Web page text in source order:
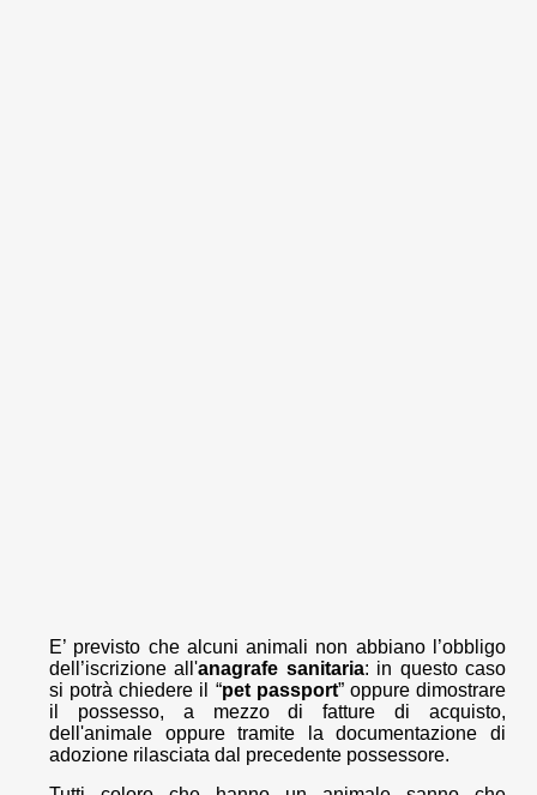
E’ previsto che alcuni animali non abbiano l’obbligo
dell’iscrizione all'anagrafe sanitaria: in questo caso
si potrà chiedere il “pet passport” oppure dimostrare
il possesso, a mezzo di fatture di acquisto,
dell'animale oppure tramite la documentazione di
adozione rilasciata dal precedente possessore.